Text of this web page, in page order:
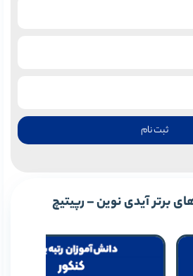
ثبت نام
برتر آیدی نوین – رپیتیچ